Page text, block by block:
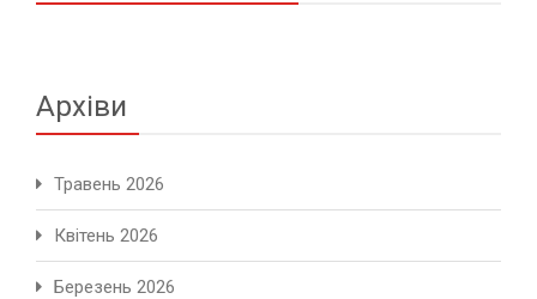
Архіви
Травень 2026
Квітень 2026
Березень 2026